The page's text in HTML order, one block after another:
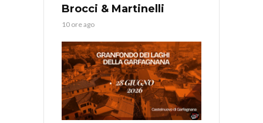
Brocci & Martinelli
10 ore ago